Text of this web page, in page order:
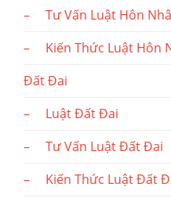
– Tư Vấn Luật Hôn
– Kiến Thức Luật Hôn
Đất Đai
– Luật Đất Đai
– Tư Vấn Luật Đất Đai
– Kiến Thức Luật Đất